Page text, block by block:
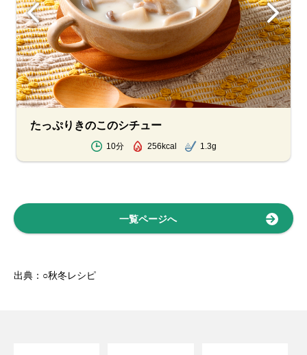
たっぷりきのこのシチュー
10分 256kcal 1.3g
一覧ページへ
出典：○秋冬レシピ